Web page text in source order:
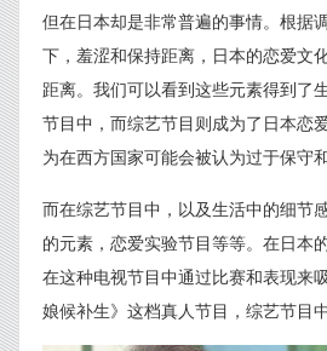
但在日本却是非常普遍的事情。根据
下，羞涩和保持距离，日本的恋爱文
距离。我们可以看到这些元素得到了
节目中，而综艺节目则成为了日本恋
为在西方国家可能会被认为过于保守
而在综艺节目中，以及生活中的细节
的元素，恋爱实验节目等等。在日本
在这种电视节目中通过比赛和表现来
娘候补生》这档真人节目，综艺节目